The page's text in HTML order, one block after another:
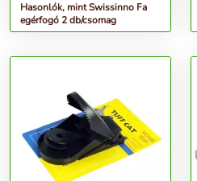
Hasonlók, mint Swissinno Fa
egérfogó 2 db/csomag